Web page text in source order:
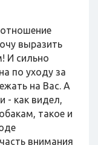
выразить
И сильно
по уходу за
на Вас. А
- как видел,
такое и
внимания